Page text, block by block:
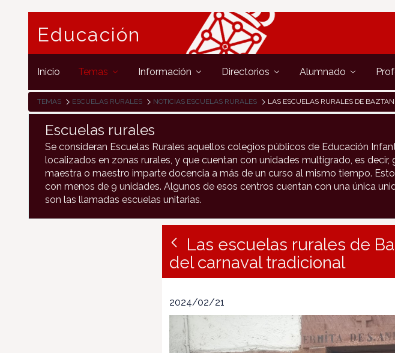
Educación
Inicio Temas Información Directorios Alumnado
TEMAS ESCUELAS RURALES NOTICIAS ESCUELAS RURALES LAS ESCUELAS RURALES DE BAZTAN SE SUMAN A LA CELEBRACIÓN DEL
Escuelas rurales
Se consideran Escuelas Rurales aquellos colegios públicos de Educación
localizados en zonas rurales, y que cuentan con unidades multigrado, es decir,
maestra o maestro imparte docencia a más de un curso al mismo tiempo.
con menos de 9 unidades. Algunos de esos centros cuentan con una única
son las llamadas escuelas unitarias.
Las escuelas rurales de
del carnaval tradicional
2024/02/21